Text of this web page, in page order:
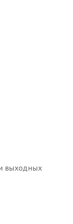
выходных